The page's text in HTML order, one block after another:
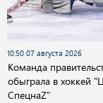
10:50 07 августа 2026
Команда
обыграла в хоккей
СпецнаZ"